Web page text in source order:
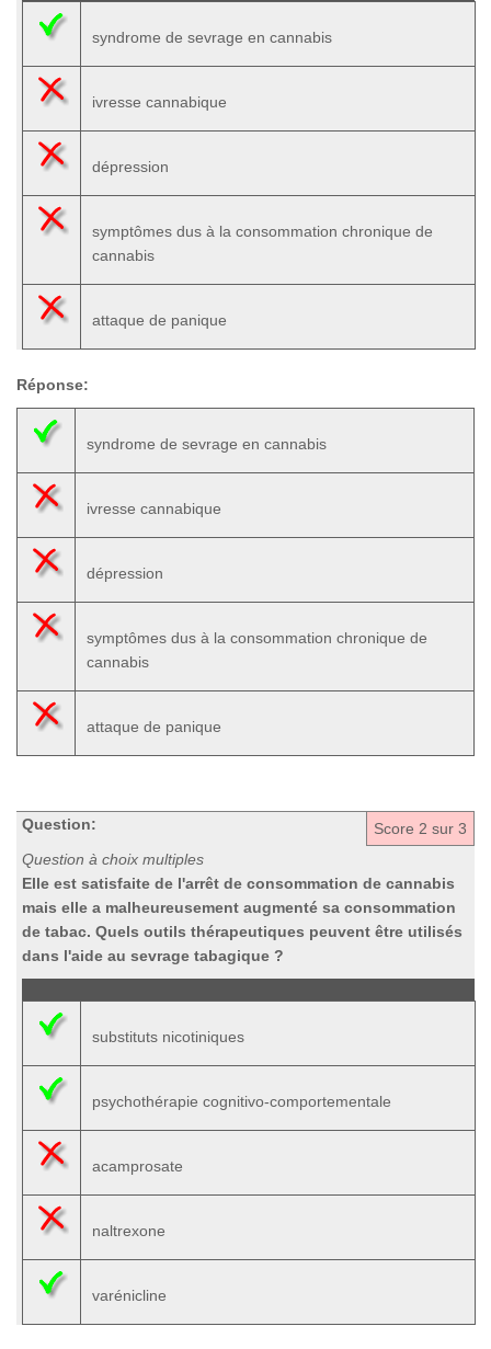
syndrome de sevrage en cannabis
ivresse cannabique
dépression
symptômes dus à la consommation chronique de
cannabis
attaque de panique
Réponse:
syndrome de sevrage en cannabis
ivresse cannabique
dépression
symptômes dus à la consommation chronique de
cannabis
attaque de panique
Score 2 sur 3
Question:
Question à choix multiples
Elle est satisfaite de l'arrêt de consommation de cannabis
mais elle a malheureusement augmenté sa consommation
de tabac. Quels outils thérapeutiques peuvent être utilisés
dans l'aide au sevrage tabagique ?
substituts nicotiniques
psychothérapie cognitivo-comportementale
acamprosate
naltrexone
varénicline